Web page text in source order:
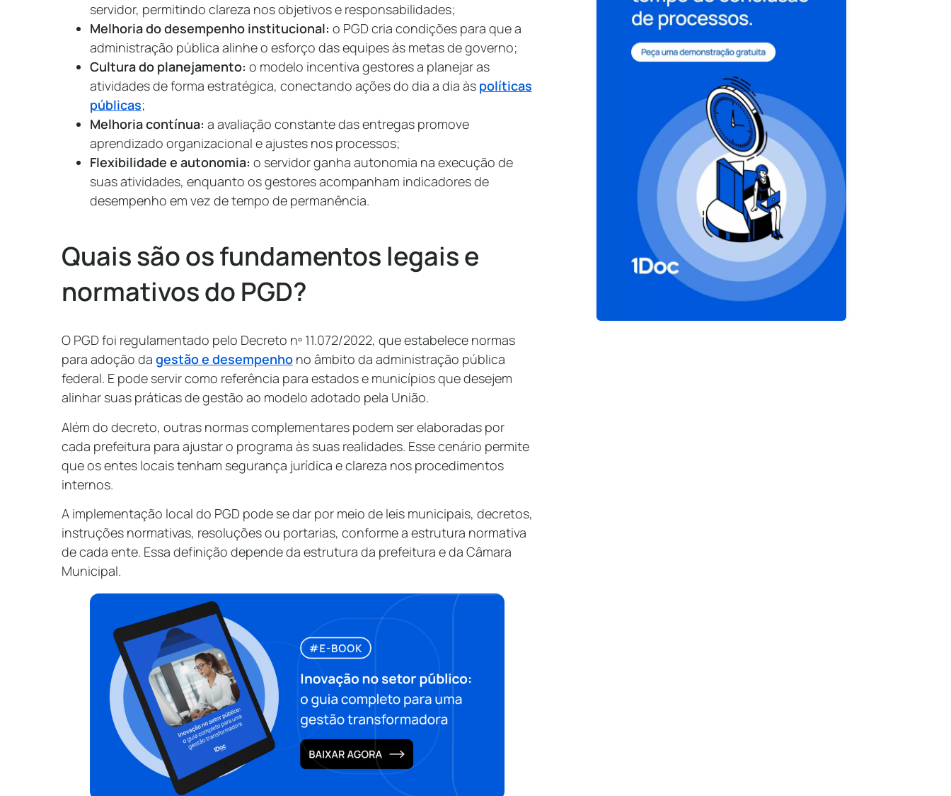
servidor, permitindo clareza nos objetivos e responsabilidades;
Melhoria do desempenho institucional: o PGD cria condições para que a
administração pública alinhe o esforço das equipes às metas de governo;
Cultura do planejamento: o modelo incentiva gestores a planejar as
atividades de forma estratégica, conectando ações do dia a dia às políticas
públicas;
Melhoria contínua: a avaliação constante das entregas promove
aprendizado organizacional e ajustes nos processos;
Flexibilidade e autonomia: o servidor ganha autonomia na execução de
suas atividades, enquanto os gestores acompanham indicadores de
desempenho em vez de tempo de permanência.
Quais são os fundamentos legais e
normativos do PGD?
O PGD foi regulamentado pelo Decreto nº 11.072/2022, que estabelece normas
para adoção da gestão e desempenhono âmbito da administração pública
federal. E pode servir como referência para estados e municípios que desejem
alinhar suas práticas de gestão ao modelo adotado pela União.
Além do decreto, outras normas complementares podem ser elaboradas por
cada prefeitura para ajustar o programa às suas realidades. Esse cenário permite
que os entes locais tenham segurança jurídica e clareza nos procedimentos
internos.
A implementação local do PGD pode se dar por meio de leis municipais, decretos,
instruções normativas, resoluções ou portarias, conforme a estrutura normativa
de cada ente. Essa definição depende da estrutura da prefeitura e da Câmara
Municipal.